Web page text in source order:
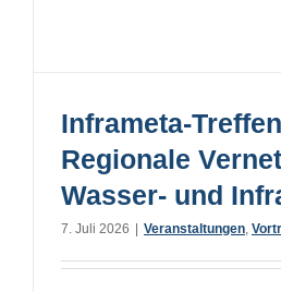
Inframeta-
Regionale
Wasser- und
7. Juli 2026 Veranstaltungen,